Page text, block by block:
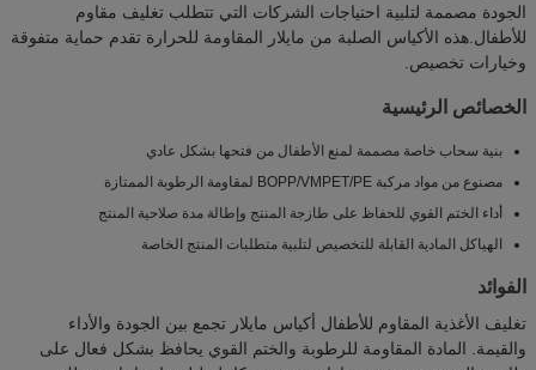
الجودة مصممة لتلبية احتياجات الشركات التي تتطلب تغليف مقاوم
للأطفال.هذه الأكياس الصلبة من مايلار المقاومة للحرارة تقدم حماية متفوقة
وخيارات تخصيص.
الخصائص الرئيسية
بنية سحاب خاصة مصممة لمنع الأطفال من فتحها بشكل عادي
مصنوع من مواد مركبة BOPP/VMPET/PE لمقاومة الرطوبة الممتازة
أداء الختم القوي للحفاظ على طازجة المنتج وإطالة مدة صلاحية المنتج
الهياكل المادية القابلة للتخصيص لتلبية متطلبات المنتج الخاصة
الفوائد
تغليف الأغذية المقاوم للأطفال أكياس مايلار تجمع بين الجودة والأداء
والقيمة. المادة المقاومة للرطوبة والختم القوي يحافظ بشكل فعال على